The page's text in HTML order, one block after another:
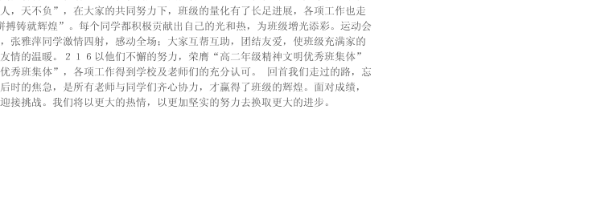
，天不负”，在大家的共同努力下，班级的量化有了长足进展，各项工作也走
铸就辉煌”。每个同学都积极贡献出自己的光和热，为班级增光添彩。运动会
张雅萍同学激情四射，感动全场；大家互帮互助，团结友爱，使班级充满家的
情的温暖。２１６以他们不懈的努力，荣膺“高二年级精神文明优秀班集体”
班集体”，各项工作得到学校及老师们的充分认可。 回首我们走过的路，忘
时的焦急，是所有老师与同学们齐心协力，才赢得了班级的辉煌。面对成绩，
接挑战。我们将以更大的热情，以更加坚实的努力去换取更大的进步。